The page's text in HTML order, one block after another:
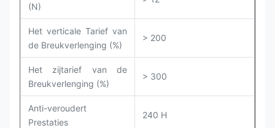
(N)
Het verticale Tarief van
de Breukverlenging (%)
> 200
Het zijtarief van de
Breukverlenging (%)
> 300
Anti-veroudert
Prestaties
240 H